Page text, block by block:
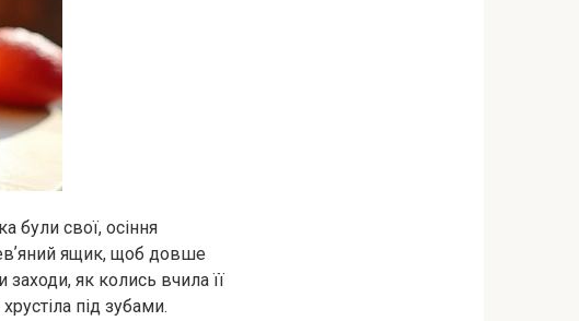
були свої, осіння
ящик, щоб довше
заходи, як колись вчила її
під зубами.